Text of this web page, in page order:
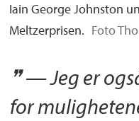
Iain George Johnston
Meltzerprisen. Foto
— Jeg er
for